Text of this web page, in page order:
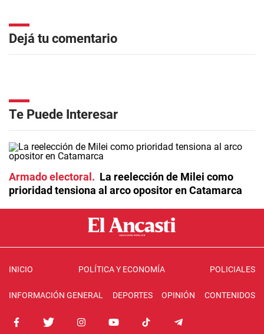
Dejá tu comentario
Te Puede Interesar
Armado electoral
La reelección de Milei como
prioridad tensiona al arco opositor en Catamarca
INICIO POLÍTICA Y ECONOMÍA POLICIALES
INFORMACIÓN GENERAL DEPORTES OPINIÓN CONTENIDOS